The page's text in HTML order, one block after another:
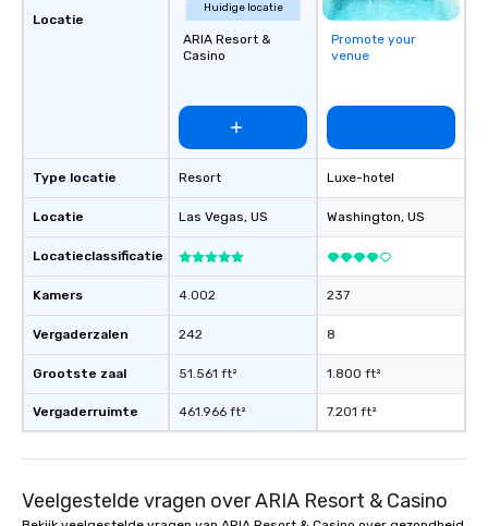
Locatie
Type locatie
Locatie
Locatieclassificatie
Kamers
Vergaderzalen
Grootste zaal
Vergaderruimte
Huidige locatie
ARIA Resort &
Casino
Resort
Las Vegas, US
4.002
242
51.561 ft²
461.966 ft²
Promote your
venue
Luxe-hotel
Washington, US
237
8
1.800 ft²
7.201 ft²
Veelgestelde vragen over ARIA Resort & Casino